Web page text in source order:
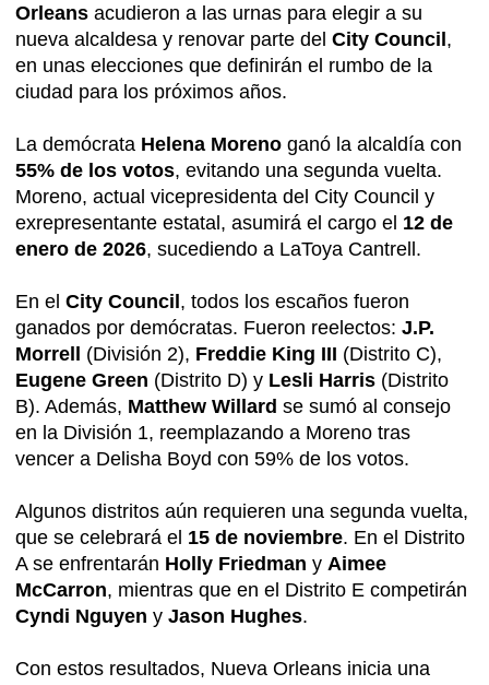
Orleans acudieron a las urnas para elegir a su
nueva alcaldesa y renovar parte del City Council ,
en unas elecciones que definirán el rumbo de la
ciudad para los próximos años.
La demócrata Helena Moreno ganó la alcaldía con
55% de los votos, evitando una segunda vuelta.
Moreno, actual vicepresidenta del City Council y
exrepresentante estatal, asumirá el cargo el 12 de
enero de 2026, sucediendo a LaToya Cantrell.
En el City Council , todos los escaños fueron
ganados por demócratas. Fueron reelectos: J.P.
Morrell
(División 2), Freddie King III (Distrito C),
Eugene Green (Distrito D) y Lesli Harris (Distrito
B). Además, Matthew Willard se sumó al consejo
en la División 1, reemplazando a Moreno tras
vencer a Delisha Boyd con 59% de los votos.
Algunos distritos aún requieren una segunda vuelta,
que se celebrará el 15 de noviembre. En el Distrito
A se enfrentarán Holly Friedman y Aimee
McCarron, mientras que en el Distrito E competirán
Cyndi Nguyen y Jason Hughes.
Con estos resultados, Nueva Orleans inicia una